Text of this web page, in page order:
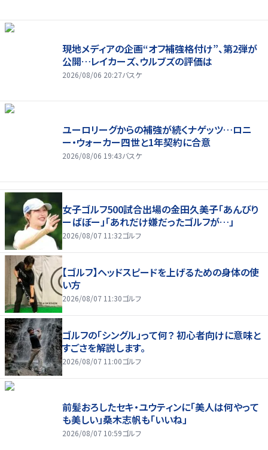
現地メディアの企画“オフ補強格付け”、第2弾が
公開…レイカーズ、ウルブズの評価は
2026/08/06 20:27バスケ
ユーロリーグからの補強が続くナゲッツ…ロニ
ー・ウォーカー四世と1年契約に合意
2026/08/06 19:43バスケ
女子ゴルフ500試合出場の金田久美子「あんびり
ーばぼー」「あれだけ嫌だったゴルフが…」
2026/08/07 11:32ゴルフ
【ゴルフ】ヘッドスピードを上げるための身体の使
い方
2026/08/07 11:30ゴルフ
ゴルフの「シングル」って何？ 初心者向けに意味と
すごさを解説します。
2026/08/07 11:00ゴルフ
前髪おろしたセキ・ユウティンに「美人は何やって
も美しい」桑木志帆も「いいね」
2026/08/07 10:59ゴルフ